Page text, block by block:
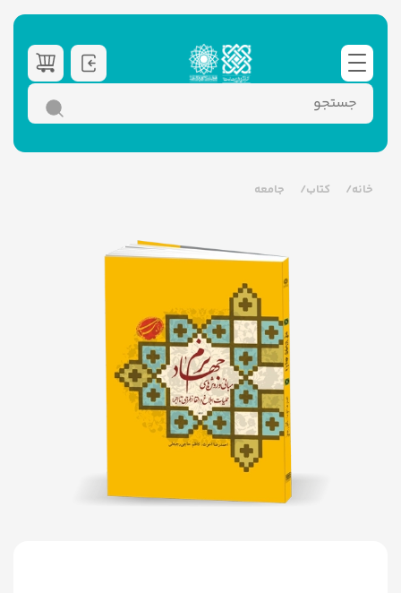
خانه کتاب جامعه